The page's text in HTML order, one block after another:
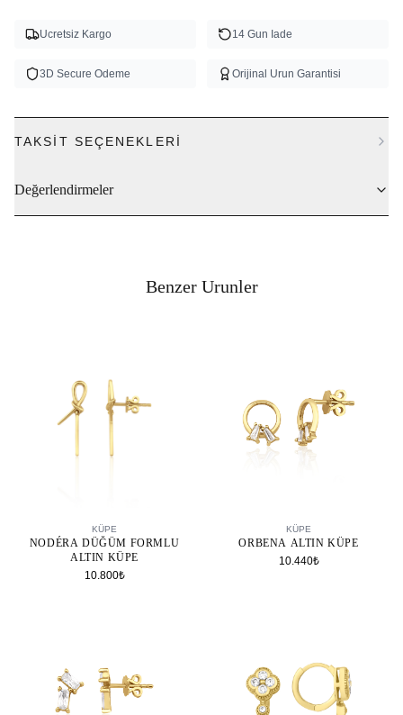
Ucretsiz Kargo 14 Gun Iade
3D Secure Odeme Orijinal Urun Garantisi
TAKSIT SEÇENEKLERI
Değerlendirmeler
Benzer Urunler
KÜPE
NODÉRA DÜĞÜM FORMLU
ALTIN KÜPE
10.800₺
KÜPE
ORBENA ALTIN KÜPE
10.440₺